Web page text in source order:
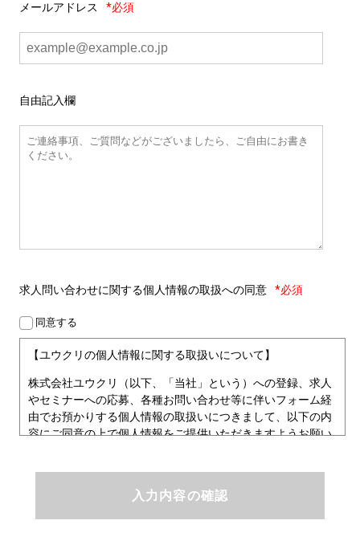
メールアドレス *必須
自由記入欄
求人問い合わせに関する個人情報の取扱への同意 *必須
同意する
【ユウクリの個人情報に関する取扱いについて】
株式会社ユウクリ（以下、「当社」という）への登録、求人
やセミナーへの応募、各種お問い合わせ等に伴いフォーム経
由でお預かりする個人情報の取扱いにつきまして、以下の内
容にご同意の上で個人情報をご提供いただきますようお願い
ユウクリにおける個人情報保護方針